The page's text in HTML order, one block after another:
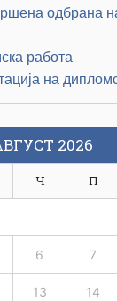
одбрана
работа
на
2026
Ч П
6 7
13 14